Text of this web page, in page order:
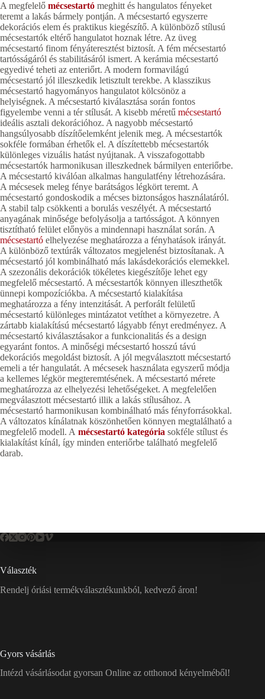
A megfelelő mécsestartó meghitt és hangulatos fényeket
teremt a lakás bármely pontján. A mécsestartó egyszerre
dekorációs elem és praktikus kiegészítő. A különböző stílusú
mécsestartók eltérő hangulatot hoznak létre. Az üveg
mécsestartó finom fényáteresztést biztosít. A fém mécsestartó
tartósságáról és stabilitásáról ismert. A kerámia mécsestartó
egyedivé teheti az enteriőrt. A modern formavilágú
mécsestartó jól illeszkedik letisztult terekbe. A klasszikus
mécsestartó hagyományos hangulatot kölcsönöz a
helyiségnek. A mécsestartó kiválasztása során fontos
figyelembe venni a tér stílusát. A kisebb méretű mécsestartó
ideális asztali dekorációhoz. A nagyobb mécsestartó
hangsúlyosabb díszítőelemként jelenik meg. A mécsestartók
sokféle formában érhetők el. A díszítettebb mécsestartók
különleges vizuális hatást nyújtanak. A visszafogottabb
mécsestartók harmonikusan illeszkednek bármilyen enteriőrbe.
A mécsestartó kiválóan alkalmas hangulatfény létrehozására.
A mécsesek meleg fénye barátságos légkört teremt. A
mécsestartó gondoskodik a mécses biztonságos használatáról.
A stabil talp csökkenti a borulás veszélyét. A mécsestartó
anyagának minősége befolyásolja a tartósságot. A könnyen
tisztítható felület előnyös a mindennapi használat során. A
mécsestartó elhelyezése meghatározza a fényhatások irányát.
A különböző textúrák változatos megjelenést biztosítanak. A
mécsestartó jól kombinálható más lakásdekorációs elemekkel.
A szezonális dekorációk tökéletes kiegészítője lehet egy
megfelelő mécsestartó. A mécsestartók könnyen illeszthetők
ünnepi kompozíciókba. A mécsestartó kialakítása
meghatározza a fény intenzitását. A perforált felületű
mécsestartó különleges mintázatot vetíthet a környezetre. A
zártabb kialakítású mécsestartó lágyabb fényt eredményez. A
mécsestartó kiválasztásakor a funkcionalitás és a design
egyaránt fontos. A minőségi mécsestartó hosszú távú
dekorációs megoldást biztosít. A jól megválasztott mécsestartó
emeli a tér hangulatát. A mécsesek használata egyszerű módja
a kellemes légkör megteremtésének. A mécsestartó mérete
meghatározza az elhelyezési lehetőségeket. A megfelelően
megválasztott mécsestartó illik a lakás stílusához. A
mécsestartó harmonikusan kombinálható más fényforrásokkal.
A változatos kínálatnak köszönhetően könnyen megtalálható a
megfelelő modell. A mécsestartó kategória sokféle stílust és
kialakítást kínál, így minden enteriőrbe található megfelelő
darab.
Választék
Rendelj óriási termékválasztékunkból, kedvező áron!
Gyors vásárlás
Intézd vásárlásodat gyorsan Online az otthonod kényelméből!